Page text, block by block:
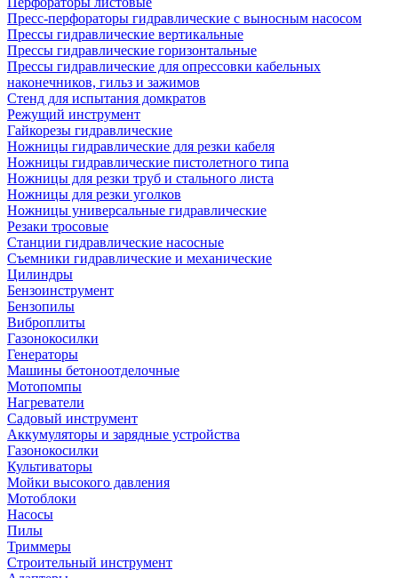
Пресс-перфораторы гидравлические с выносным насосом
Прессы гидравлические вертикальные
Прессы гидравлические горизонтальные
Прессы гидравлические для опрессовки кабельных
наконечников, гильз и зажимов
Стенд для испытания домкратов
Режущий инструмент
Гайкорезы гидравлические
Ножницы гидравлические для резки кабеля
Ножницы гидравлические пистолетного типа
Ножницы для резки труб и стального листа
Ножницы для резки уголков
Ножницы универсальные гидравлические
Резаки тросовые
Станции гидравлические насосные
Съемники гидравлические и механические
Цилиндры
Бензоинструмент
Бензопилы
Виброплиты
Газонокосилки
Генераторы
Машины бетоноотделочные
Мотопомпы
Нагреватели
Садовый инструмент
Аккумуляторы и зарядные устройства
Газонокосилки
Культиваторы
Мойки высокого давления
Мотоблоки
Насосы
Пилы
Триммеры
Строительный инструмент